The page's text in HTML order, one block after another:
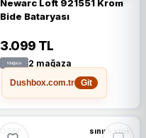
Newarc Loft 921551 Krom
Bide Bataryası
3.099 TL
2 mağaza
Dushbox.com.tr
Git
OEM sınırlı stok